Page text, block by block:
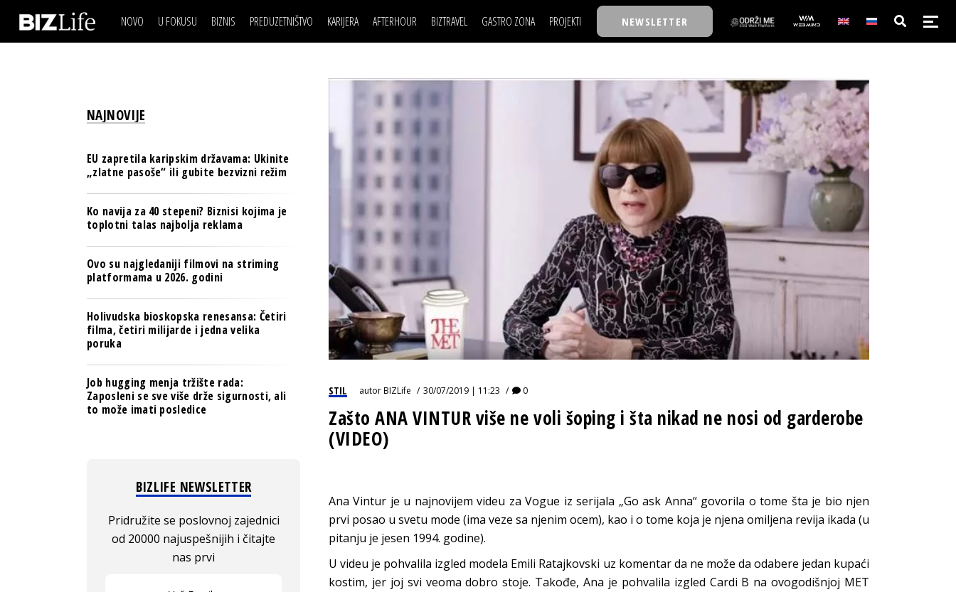
NOVO U FOKUSU BIZNIS
BANKE
OSIGURANJE
TECH I AI
BIZNIS & SPORT
PULS REGIONA
NOVO NA RAFU
PREDUZETNIŠTVO KARIJERA
LJUDI (HR)
MOJ UGAO
USAVRŠAVANJE
KNOW-HOW
AFTERHOUR
KNJIGE
AUTO SVET
WELLBEING
BIZTRAVEL GASTRO ZONA PROJEKTI
30 ISPOD 30
BACK TO OFFICE/SCHOOL
BIZBENDOVI
BIZKOLEGIJUM
BMW BIZNIS LIGA
BIZLIFE WEEK
IZJAVA GODINE
NEWSLETTER
IZJAVA DANABIZNIS SCENA
BREND I KOMUNIKACIJE
OSIGURANJE
TECH I AI
PULS REGIONA
POSAO
MOJ UGAO
USAVRŠAVANJE
KNOW-HOW
FILM I SCENA
AUTO SVET
STIL
WELLBEING
NAJKOLEGA
30 ISPOD 30
BACK TO OFFICE/SCHOOL
BIZBENDOVI
BIZKOLEGIJUM
BMW BIZNIS LIGA
BIZLIFE WEEK
IZJAVA GODINE
STIL autorBIZLife 30/07/2019 | 11:23 0
Zašto ANA VINTUR više ne voli šoping i šta nikad ne nosi od garderobe
(VIDEO)
Ana Vintur je u najnovijem videu za Vogue iz serijala „Go ask Anna“ govorila o tome šta je bio njen
prvi posao u svetu mode (ima veze sa njenim ocem), kao i o tome koja je njena omiljena revija ikada (u
pitanju je jesen 1994. godine).
U videu je pohvalila izgled modela Emili Ratajkovski uz komentar da ne može da odabere jedan kupaći
kostim, jer joj svi veoma dobro stoje. Takođe, Ana je pohvalila izgled Cardi B na ovogodišnjoj MET
NAJNOVIJE
EU zapretila karipskim državama: Ukinite
„zlatne pasoše“ ili gubite bezvizni režim
Ko navija za 40 stepeni? Biznisi kojima je
toplotni talas najbolja reklama
Ovo su najgledaniji filmovi na striming
platformama u 2026. godini
Holivudska bioskopska renesansa: Četiri
filma, četiri milijarde i jedna velika
poruka
Job hugging menja tržište rada:
Zaposleni se sve više drže sigurnosti, ali
to može imati posledice
BIZLIFE NEWSLETTER
Pridružite se poslovnoj zajednici
od 20000 najuspešnijih i čitajte
nas prvi